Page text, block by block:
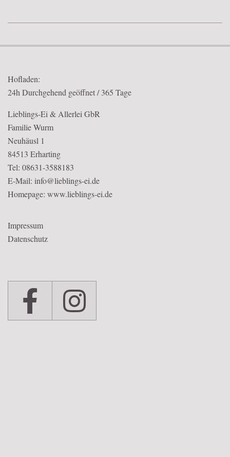
01-
Hofladen:
24h Durchgehend geöffnet / 365 Tage
Lieblings-Ei & Allerlei GbR
Familie Wurm
Neuhäusl 1
84513 Erharting
Tel: 08631-3588183
E-Mail: info@lieblings-ei.de
Homepage: www.lieblings-ei.de
Impressum
Datenschutz